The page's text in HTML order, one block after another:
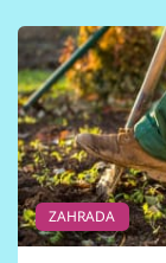
ZAHRADA